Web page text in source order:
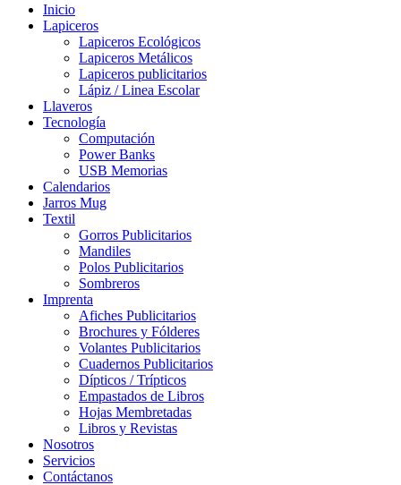
Inicio
Lapiceros
Lapiceros Ecológicos
Lapiceros Metálicos
Lapiceros publicitarios
Lápiz / Linea Escolar
Llaveros
Tecnología
Computación
Power Banks
USB Memorias
Calendarios
Jarros Mug
Textil
Gorros Publicitarios
Mandiles
Polos Publicitarios
Sombreros
Imprenta
Afiches Publicitarios
Brochures y Fólderes
Volantes Publicitarios
Cuadernos Publicitarios
Dípticos / Trípticos
Empastados de Libros
Hojas Membretadas
Libros y Revistas
Nosotros
Servicios
Contáctanos